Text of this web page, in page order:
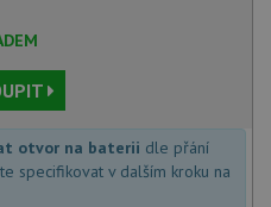
otvor na baterii dle přání
specifikovat v dalším kroku na